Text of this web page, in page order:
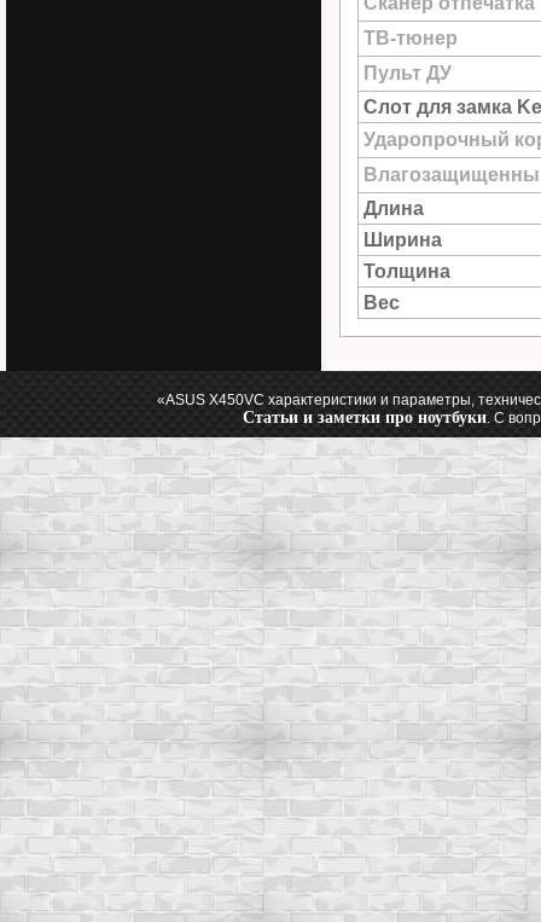
ТВ-тюнер
Пульт ДУ
Слот для замка
Ударопрочный
Длина
Ширина
Толщина
Вес
«ASUS X450VC характеристики и параметры,
Статьи и заметки про ноутбуки. С